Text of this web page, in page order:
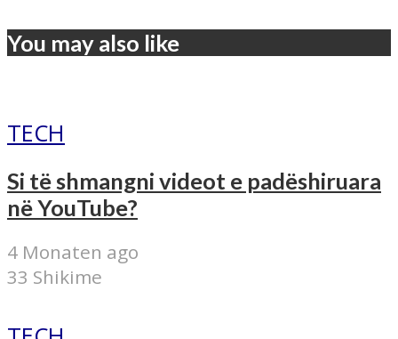
You may also like
TECH
Si të shmangni videot e padëshiruara
në YouTube?
4 Monaten ago
33 Shikime